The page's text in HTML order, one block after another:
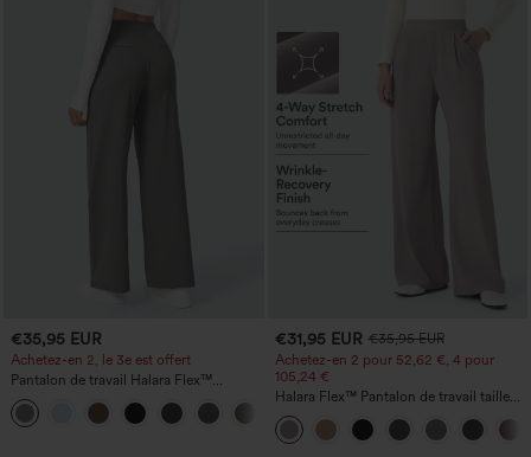
€35,95 EUR
Achetez-en 2, le 3e est offert
Pantalon de travail Halara Flex™
DayStretch à taille haute, avec poches et
coupe droite
€31,95 EUR €35,95 EUR
Achetez-en 2 pour 52,62 €, 4 pour
105,24 €
Halara Flex™ Pantalon de travail taille
haute sculptant la silhouette, gainant la
taille, avec poches, jambe large en
micro-gaufre